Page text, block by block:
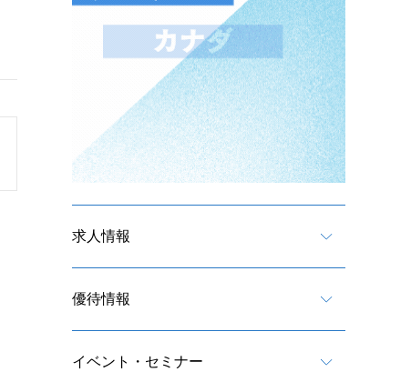
求人情報
優待情報
イベント・セミナー